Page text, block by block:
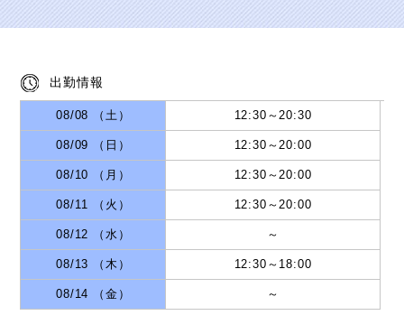
出勤情報
08/08 （土） 12:30 ～ 20:30
08/09 （日） 12:30 ～20:00
08/10 （月） 12:30 ～20:00
08/11 （火） 12:30 ～20:00
08/12 （水） ～
08/13 （木） 12:30 ～ 18:00
08/14 （金） ～